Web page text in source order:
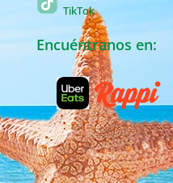
TikTok
Encuéntranos en: